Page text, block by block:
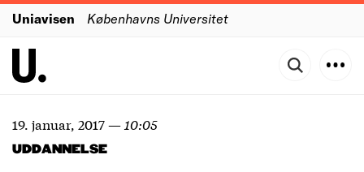
Uniavisen Københavns Universitet
19. januar, 2017— 10:05
UDDANNELSE